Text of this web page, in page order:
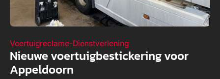
Voertuigreclame-Dienstverlening
Nieuwe voertuigbestickering voor
Appeldoorn